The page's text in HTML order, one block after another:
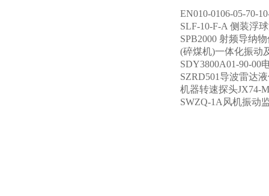
EN010-0106-05-70-
SLF-10-F-A 侧装浮
SPB2000 射频导纳
(碎煤机)一体化振动
SDY3800A01-90-00
SZRD501导波雷达
机器转速探头JX74-
SWZQ-1A风机振动